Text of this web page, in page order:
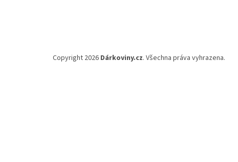
Copyright 2026 Dárkoviny.cz. Všechna práva vyhrazena.